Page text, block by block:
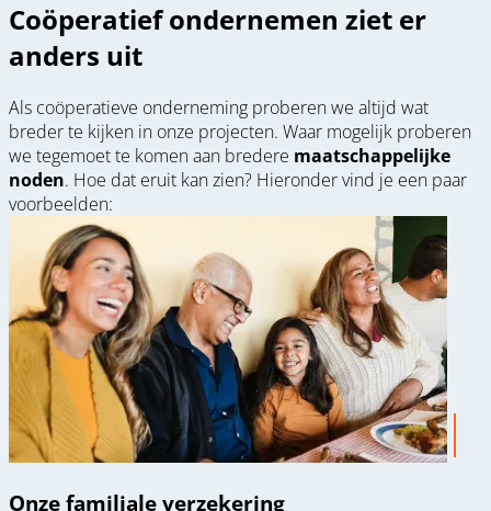
Coöperatief ondernemen ziet er
anders uit
Als coöperatieve onderneming proberen we altijd wat
breder te kijken in onze projecten. Waar mogelijk proberen
we tegemoet te komen aan bredere maatschappelijke
noden. Hoe dat eruit kan zien? Hieronder vind je een paar
voorbeelden:
Onze familiale verzekering